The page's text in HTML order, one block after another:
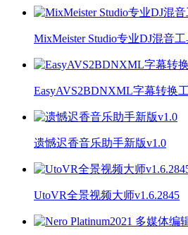
MixMeister Studio专业DJ混音工
EasyAVS2BDNXML字幕转换
遗憾迟香音乐助手新版v1.0
UtoVR全景视频大师v1.6.2845